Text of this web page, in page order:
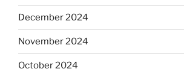
December 2024
November 2024
October 2024